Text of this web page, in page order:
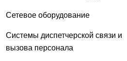
Сетевое оборудование
Системы диспетчерской связи и
вызова персонала